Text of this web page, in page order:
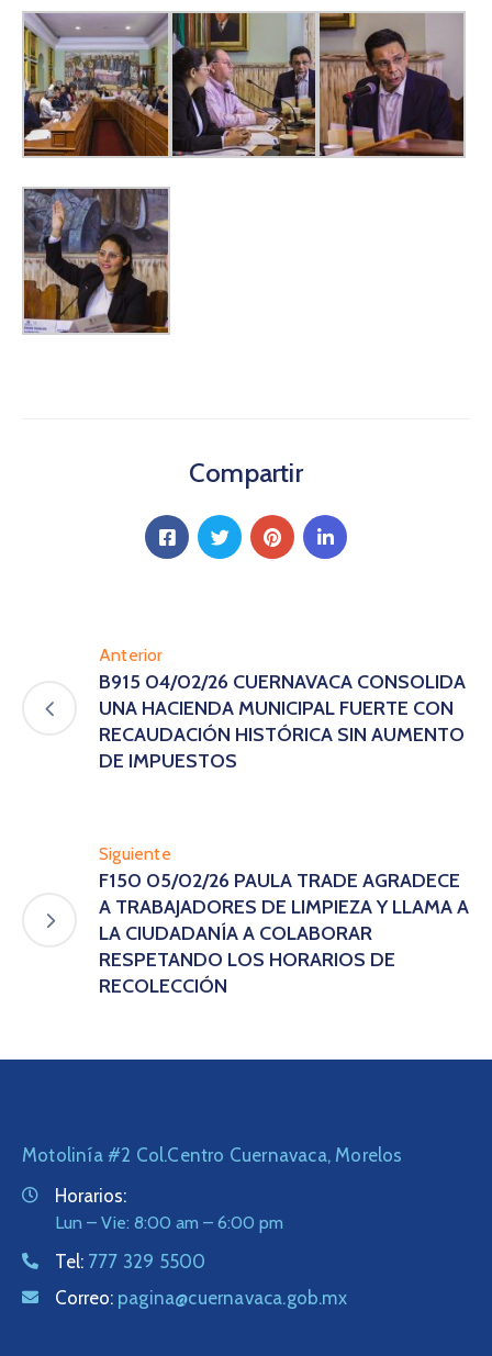
Compartir
Anterior
B915 04/02/26 CUERNAVACA CONSOLIDA
UNA HACIENDA MUNICIPAL FUERTE CON
RECAUDACIÓN HISTÓRICA SIN AUMENTO
DE IMPUESTOS
Siguiente
F150 05/02/26 PAULA TRADE AGRADECE
A TRABAJADORES DE LIMPIEZA Y LLAMA A
LA CIUDADANÍA A COLABORAR
RESPETANDO LOS HORARIOS DE
RECOLECCIÓN
Motolinía #2 Col.Centro Cuernavaca, Morelos
Horarios:
Lun – Vie: 8:00 am – 6:00 pm
Tel: 777 329 5500
Correo: pagina@cuernavaca.gob.mx